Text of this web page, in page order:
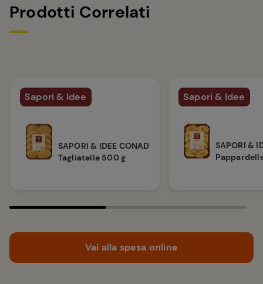
Prodotti Correlati
Sapori & Idee
SAPORI & IDEE CONAD
Tagliatelle 500 g
Sapori & Idee
SAPORI &
Vai alla spesa online